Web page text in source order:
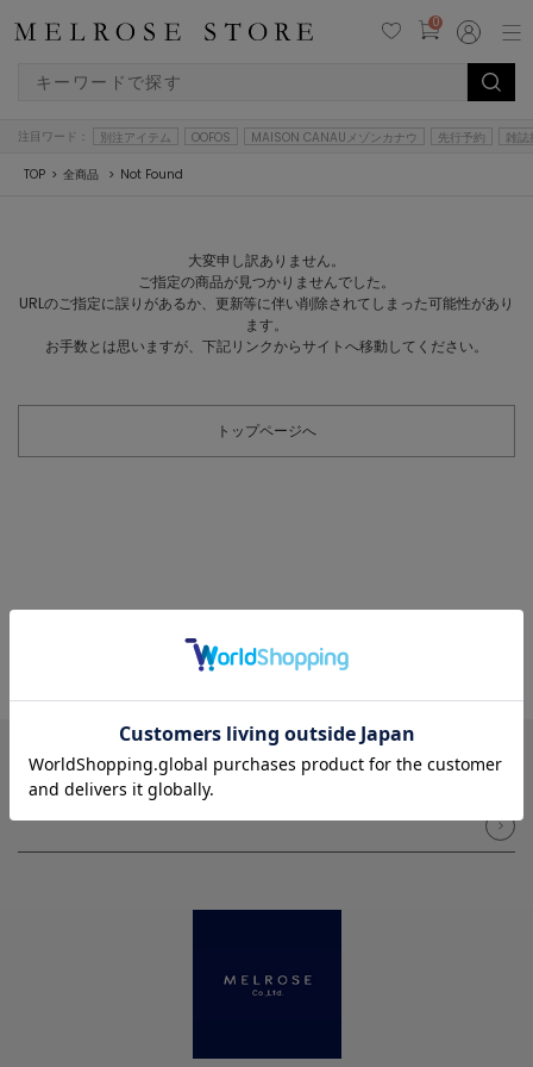
0
注目ワード： 別注アイテム OOFOS MAISON CANAUメゾンカナウ 先行予約 雑誌
TOP 全商品 Not Found
大変申し訳ありません。
ご指定の商品が見つかりませんでした。
URLのご指定に誤りがあるか、更新等に伴い削除されてしまった可能性があり
ます。
お手数とは思いますが、下記リンクからサイトへ移動してください。
トップページへ
NEWSLETTER メルマガ登録